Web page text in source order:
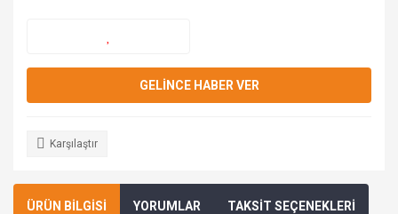
GELİNCE HABER VER
Karşılaştır
ÜRÜN BİLGİSİ YORUMLAR TAKSİT SEÇENEKLERİ